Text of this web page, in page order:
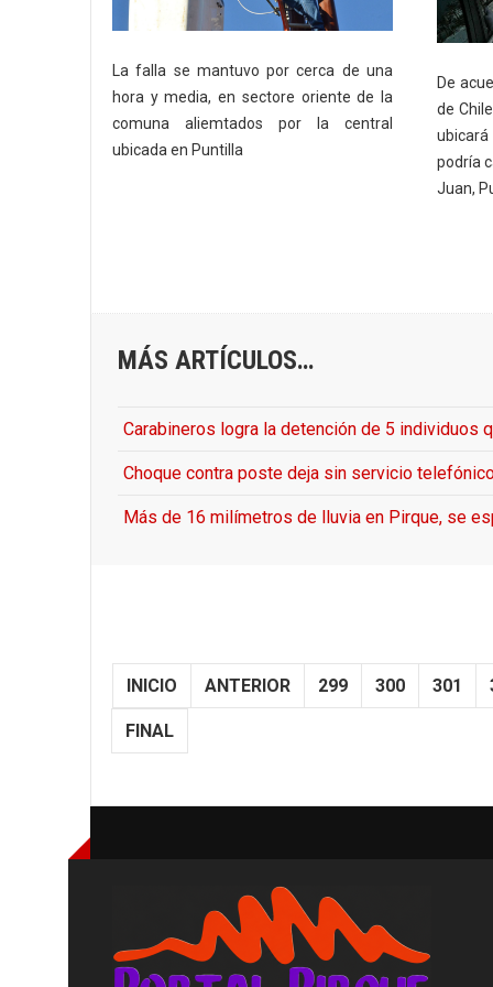
La falla se mantuvo por cerca de una
hora y media, en sectore oriente de la
comuna aliemtados por la central
ubicada en Puntilla
De
de
ubicará
podría
Juan,
MÁS ARTÍCULOS…
Carabineros logra la detención de 5 individuos
Choque contra poste deja sin servicio
Más de 16 milímetros de lluvia en Pirque, se
INICIO ANTERIOR 299 300 301
FINAL